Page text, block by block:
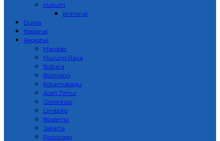
Hukum
Kriminal
Dunia
Nasional
Regional
Manado
Murung Raya
Boltara
Bolmong
Kotamobagu
Aceh Timur
Gorontalo
Limboto
Boalemo
Jakarta
Ponorogo